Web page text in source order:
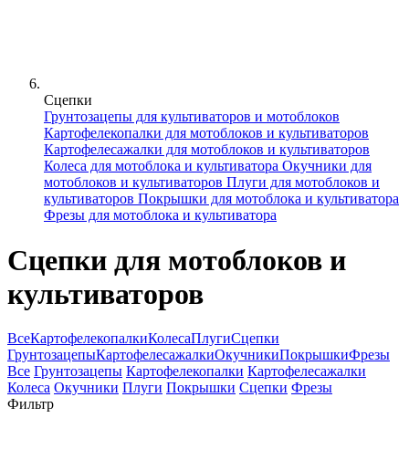
Сцепки
Грунтозацепы для культиваторов и мотоблоков
Картофелекопалки для мотоблоков и культиваторов
Картофелесажалки для мотоблоков и культиваторов
Колеса для мотоблока и культиватора Окучники для
мотоблоков и культиваторов Плуги для мотоблоков и
культиваторов Покрышки для мотоблока и культиватора
Фрезы для мотоблока и культиватора
Сцепки для мотоблоков и
культиваторов
ВсеКартофелекопалкиКолесаПлугиСцепки
ГрунтозацепыКартофелесажалкиОкучникиПокрышкиФрезы
Все Грунтозацепы Картофелекопалки Картофелесажалки
Колеса Окучники Плуги Покрышки Сцепки Фрезы
Фильтр